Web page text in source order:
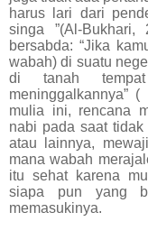
harus lari dari
singa ”(Al-
bersabda: “Jika
wabah) di suatu
di tanah
meninggalkannya”
mulia ini, rencana
nabi pada saat
atau lainnya,
mana wabah
itu sehat karena
siapa pun yang
memasukinya.